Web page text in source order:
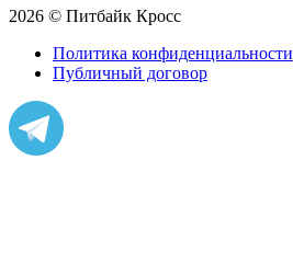
2026 © Питбайк Кросс
Политика конфиденциальности
Публичный договор